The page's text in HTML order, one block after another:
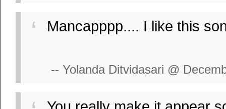
Mancapppp.... I like this
-- Yolanda Ditvidasari @